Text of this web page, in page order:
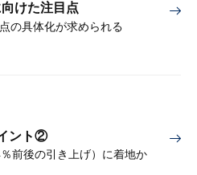
けた注目点
の具体化が求められる
ント②
前後の引き上げ）に着地か